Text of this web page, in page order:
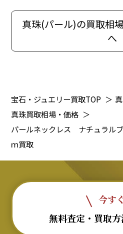
真珠(パール)の買取相
へ
宝石・ジュエリー買取TOP ＞
真珠買取相場・価格 ＞
パールネックレス ナチュラル
ｍ買取
今す
無料査定・買取